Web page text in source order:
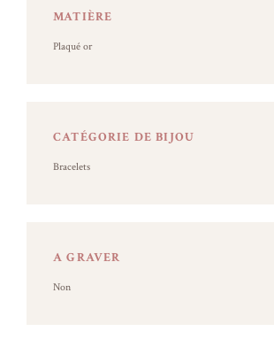
MATIÈRE
Plaqué or
CATÉGORIE DE BIJOU
Bracelets
A GRAVER
Non